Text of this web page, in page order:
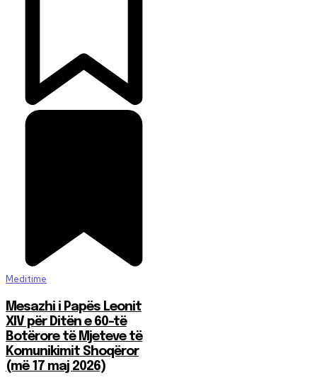
Meditime
Mesazhi i Papës Leonit
XIV për Ditën e 60-të
Botërore të Mjeteve të
Komunikimit Shoqëror
(më 17 maj 2026)